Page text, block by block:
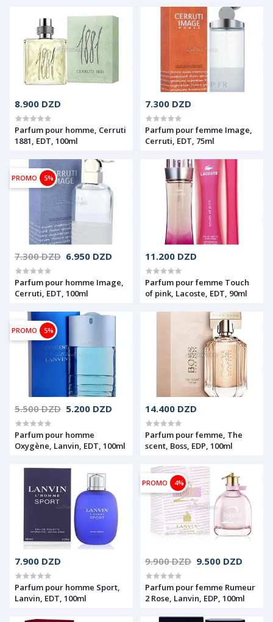
8.900 DZD
Parfum pour homme, Cerruti
1881, EDT, 100ml
7.300 DZD
Parfum pour femme Image,
Cerruti, EDT, 75ml
PROMO 5%
7.300 DZD 6.950 DZD
Parfum pour homme Image,
Cerruti, EDT, 100ml
11.200 DZD
Parfum pour femme Touch
of pink, Lacoste, EDT, 90ml
PROMO 5%
5.500 DZD 5.200 DZD
Parfum pour homme
Oxygène, Lanvin, EDT, 100ml
14.400 DZD
Parfum pour femme, The
scent, Boss, EDP, 100ml
7.900 DZD
Parfum pour homme Sport,
Lanvin, EDT, 100ml
PROMO 4%
9.900 DZD 9.500 DZD
Parfum pour femme Rumeur
2 Rose, Lanvin, EDP, 100ml